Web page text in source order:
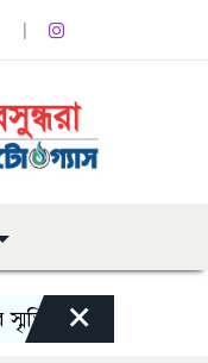
গুমের ভয়াবহ
×